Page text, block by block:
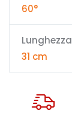
60°
Lunghezza
31 cm